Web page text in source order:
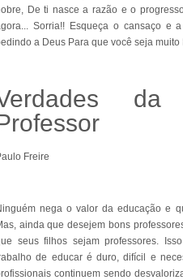
De ti nasce a razão e o
Sorria!! Esqueça o cansaço e
a Deus Para que você seja
Freire
nega o valor da educação e
ainda que desejem bons
seus filhos sejam professores.
de educar é duro, difícil e
continuem sendo